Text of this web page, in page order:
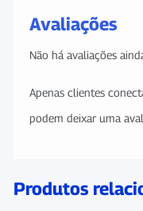
Avaliações
Não há avaliações
Apenas clientes
podem deixar uma
Produtos